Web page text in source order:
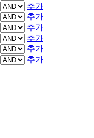
추가
추가
추가
추가
추가
추가